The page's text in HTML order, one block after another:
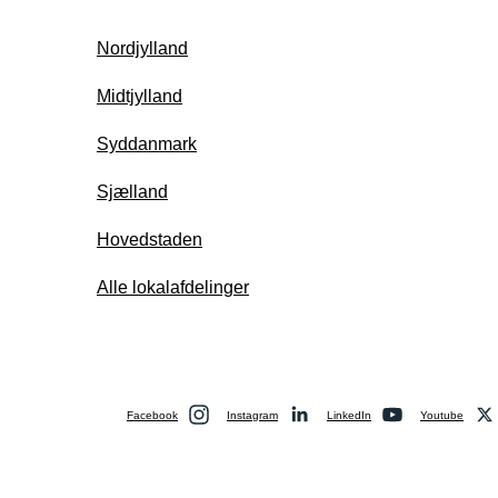
Nordjylland
Midtjylland
Syddanmark
Sjælland
Hovedstaden
Alle lokalafdelinger
Facebook Instagram LinkedIn Youtube